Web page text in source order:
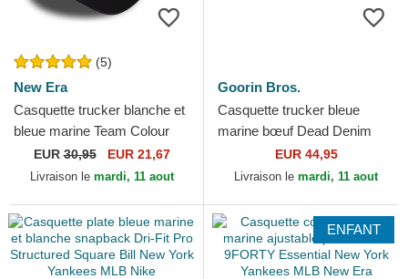
(5)
New Era
Casquette trucker blanche et
bleue marine Team Colour
Block A Frame New York
Yankees MLB New Era
EUR30,95 EUR 21,67
Livraison le mardi, 11 aout
Goorin Bros.
Casquette trucker bleue
marine bœuf Dead Denim
The Farm Goorin Bros.
EUR 44,95
Livraison le mardi, 11 aout
ENFANT